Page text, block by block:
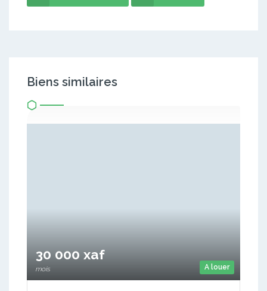
Biens similaires
A louer
30 000 xaf
mois